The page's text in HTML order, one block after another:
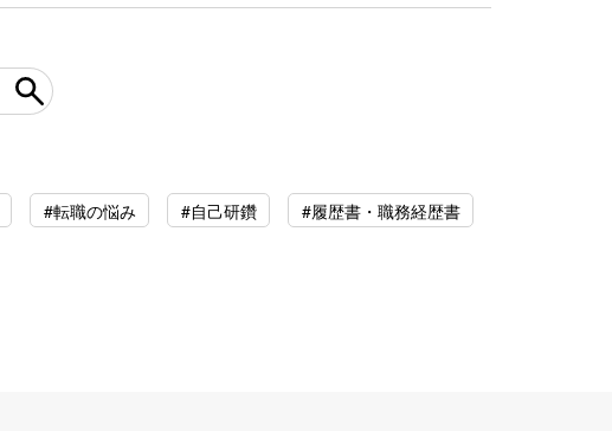
#転職の悩み #自己研鑽 #履歴書・職務経歴書